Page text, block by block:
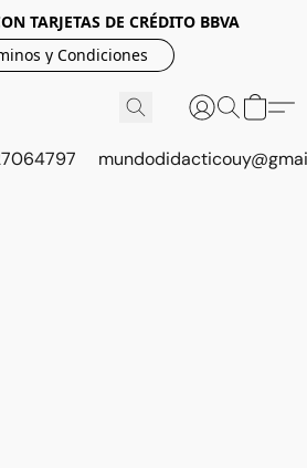
TARJETAS DE CRÉDITO BBVA
y Condiciones